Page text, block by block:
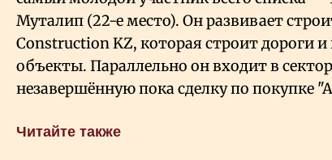
Муталип (22-е место). Он развивает
Construction KZ, которая строит дороги
объекты. Параллельно он входит в
незавершённую пока сделку по покупке
Читайте также